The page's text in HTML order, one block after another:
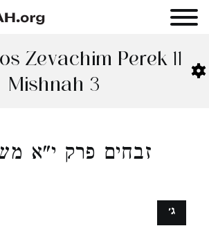
Zevachim Perek 11
Mishnah 3
זבחים פרק י"א
ג׳